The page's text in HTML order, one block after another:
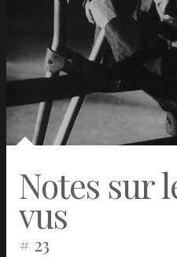
Patrick Dewaere, mon héros
Free Guy
355
Tendre Bonheur
A Man called Adam
Ténor
Les Folies fermières
On sourit pour la photo
Notes sur
vus
# 23